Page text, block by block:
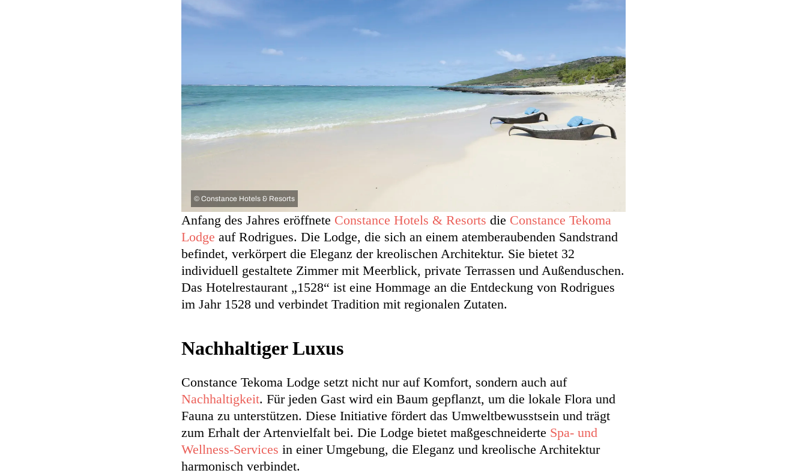
© Constance Hotels & Resorts
Anfang des Jahres eröffnete Constance Hotels & Resorts die Constance Tekoma
Lodge auf Rodrigues. Die Lodge, die sich an einem atemberaubenden Sandstrand
befindet, verkörpert die Eleganz der kreolischen Architektur. Sie bietet 32
individuell gestaltete Zimmer mit Meerblick, private Terrassen und Außenduschen.
Das Hotelrestaurant „1528“ ist eine Hommage an die Entdeckung von Rodrigues
im Jahr 1528 und verbindet Tradition mit regionalen Zutaten.
Nachhaltiger Luxus
Constance Tekoma Lodge setzt nicht nur auf Komfort, sondern auch auf
Nachhaltigkeit. Für jeden Gast wird ein Baum gepflanzt, um die lokale Flora und
Fauna zu unterstützen. Diese Initiative fördert das Umweltbewusstsein und trägt
zum Erhalt der Artenvielfalt bei. Die Lodge bietet maßgeschneiderte Spa- und
Wellness-Services in einer Umgebung, die Eleganz und kreolische Architektur
harmonisch verbindet.